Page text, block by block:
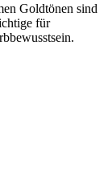
Goldtönen sind
für